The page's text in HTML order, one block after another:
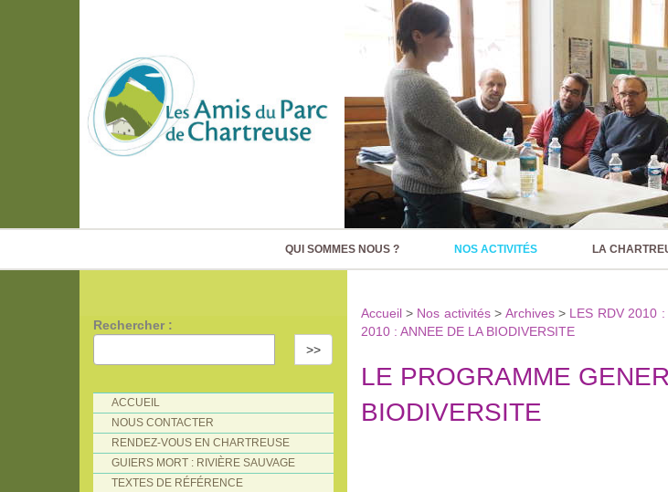
QUI SOMMES NOUS ? NOS ACTIVITÉS LA
Accueil > Nos activités> Archives > LES RDV 2010
2010 : ANNEE DE LA BIODIVERSITE
LE PROGRAMME
BIODIVERSITE
Rechercher :
>>
ACCUEIL
NOUS CONTACTER
RENDEZ-VOUS EN CHARTREUSE
GUIERS MORT : RIVIÈRE SAUVAGE
TEXTES DE RÉFÉRENCE